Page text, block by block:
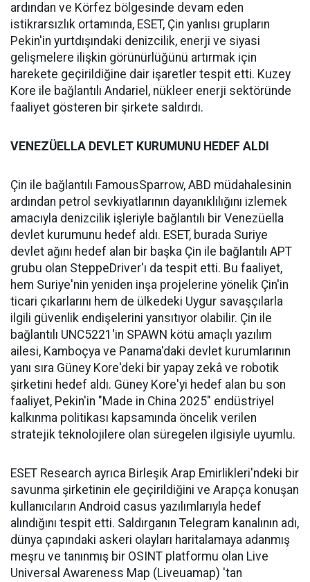
ardından ve Körfez bölgesinde devam eden
istikrarsızlık ortamında, ESET, Çin yanlısı grupların
Pekin'in yurtdışındaki denizcilik, enerji ve siyasi
gelişmelere ilişkin görünürlüğünü artırmak için
harekete geçirildiğine dair işaretler tespit etti. Kuzey
Kore ile bağlantılı Andariel, nükleer enerji sektöründe
faaliyet gösteren bir şirkete saldırdı.
VENEZÜELLA DEVLET KURUMUNU HEDEF ALDI
Çin ile bağlantılı FamousSparrow, ABD müdahalesinin
ardından petrol sevkiyatlarının dayanıklılığını izlemek
amacıyla denizcilik işleriyle bağlantılı bir Venezüella
devlet kurumunu hedef aldı. ESET, burada Suriye
devlet ağını hedef alan bir başka Çin ile bağlantılı APT
grubu olan SteppeDriver'ı da tespit etti. Bu faaliyet,
hem Suriye'nin yeniden inşa projelerine yönelik Çin'in
ticari çıkarlarını hem de ülkedeki Uygur savaşçılarla
ilgili güvenlik endişelerini yansıtıyor olabilir. Çin ile
bağlantılı UNC5221'in SPAWN kötü amaçlı yazılım
ailesi, Kamboçya ve Panama'daki devlet kurumlarının
yanı sıra Güney Kore'deki bir yapay zekâ ve robotik
şirketini hedef aldı. Güney Kore'yi hedef alan bu son
faaliyet, Pekin'in "Made in China 2025" endüstriyel
kalkınma politikası kapsamında öncelik verilen
stratejik teknolojilere olan süregelen ilgisiyle uyumlu.
ESET Research ayrıca Birleşik Arap Emirlikleri'ndeki bir
savunma şirketinin ele geçirildiğini ve Arapça konuşan
kullanıcıların Android casus yazılımlarıyla hedef
alındığını tespit etti. Saldırganın Telegram kanalının adı,
dünya çapındaki askeri olayları haritalamaya adanmış
meşru ve tanınmış bir OSINT platformu olan Live
Universal Awareness Map (Liveuamap) 'tan